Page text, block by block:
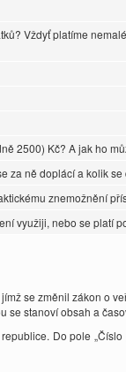
Vždyť platíme
2500) Kč? A jak ho
za ně doplácí a kolik
znemožnění
využiji, nebo se platí
se změnil zákon o
se stanoví obsah a
Do pole